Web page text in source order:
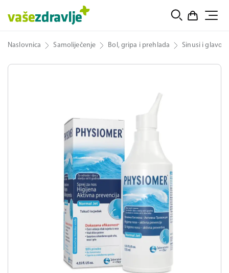
Naslovnica Samoliječenje Bol, gripa i prehlada Sinusi i